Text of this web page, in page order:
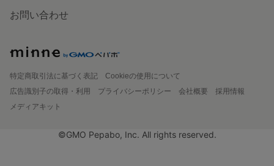
お問い合わせ
特定商取引法に基づく表記
Cookieの使用について
広告識別子の取得・利用
プライバシーポリシー 会社概要
採用情報
メディアキット
©GMO Pepabo, Inc. All rights reserved.